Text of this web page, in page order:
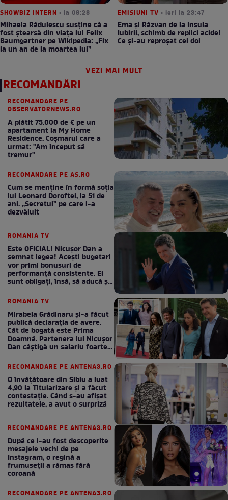
SHOWBIZ INTERN • la 08:28
Mihaela Rădulescu susține că a
fost ștearsă din viața lui Felix
Baumgartner pe Wikipedia: „Fix
la un an de la moartea lui”
EMISIUNI TV • ieri la 23:47
Ema și Răzvan de la Insula
Iubirii, schimb de replici acide!
Ce și-au reproșat cei doi
VEZI MAI MULT
RECOMANDĂRI
RECOMANDARE PE
OBSERVATORNEWS.RO
A plătit 75.000 de € pe un
apartament la My Home
Residence. Coşmarul care a
urmat: "Am început să
tremur"
RECOMANDARE PE AS.RO
Cum se menţine în formă soţia
lui Leonard Doroftei, la 51 de
ani. „Secretul” pe care l-a
dezvăluit
ROMANIA TV
Este OFICIAL! Nicușor Dan a
semnat legea! Acești bugetari
vor primi bonusuri de
performanță consistente. Ei
sunt obligați, însă, să aducă și
ROMANIA TV
Mirabela Grădinaru și-a făcut
publică declarația de avere.
Cât de bogată este Prima
Doamnă. Partenera lui Nicușor
Dan câștigă un salariu foarte
RECOMANDARE PE ANTENA3.RO
O învățătoare din Sibiu a luat
4,90 la Titularizare și a făcut
contestație. Când s-au afișat
rezultatele, a avut o surpriză
RECOMANDARE PE ANTENA3.RO
După ce i-au fost descoperite
mesajele vechi de pe
Instagram, o regină a
frumuseții a rămas fără
coroană
RECOMANDARE PE ANTENA3.RO